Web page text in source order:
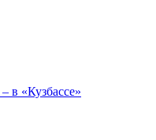
в «Кузбассе»